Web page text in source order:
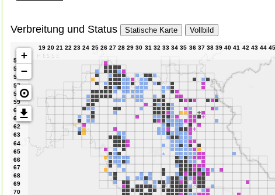
Verbreitung und Status Statische Karte Vollbild
+
−
⊙